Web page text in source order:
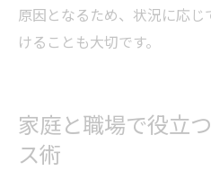
原因となるため、状況に応
けることも大切です。
家庭と職場で役立
ス術